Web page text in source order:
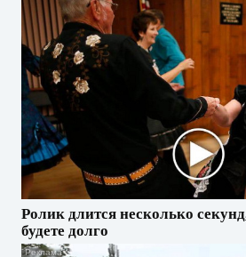
Ролик длится несколько
будете долго